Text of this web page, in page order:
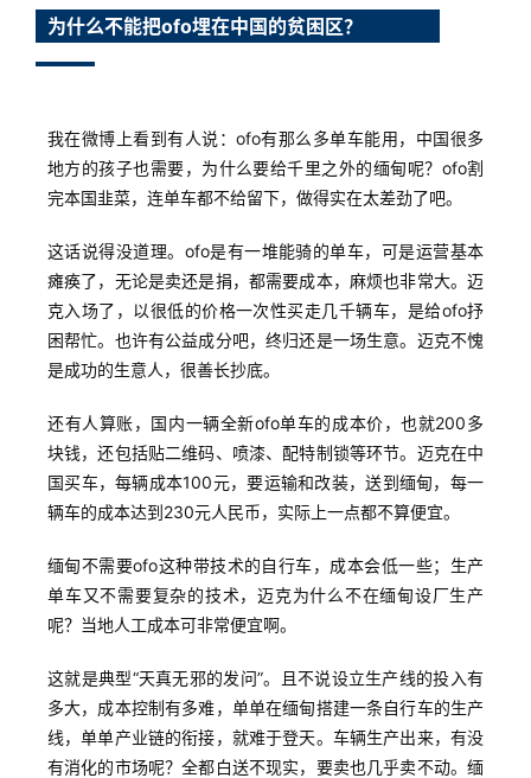
为什么不能把ofo埋在中国的贫困区？
我在微博上看到有人说：ofo有那么多单车能用，中国很多
地方的孩子也需要，为什么要给千里之外的缅甸呢？ofo割
完本国韭菜，连单车都不给留下，做得实在太差劲了吧。
这话说得没道理。ofo是有一堆能骑的单车，可是运营基本
瘫痪了，无论是卖还是捐，都需要成本，麻烦也非常大。迈
克入场了，以很低的价格一次性买走几千辆车，是给ofo抒
困帮忙。也许有公益成分吧，终归还是一场生意。迈克不愧
是成功的生意人，很善长抄底。
还有人算账，国内一辆全新ofo单车的成本价，也就200多
块钱，还包括贴二维码、喷漆、配特制锁等环节。迈克在中
国买车，每辆成本100元，要运输和改装，送到缅甸，每一
辆车的成本达到230元人民币，实际上一点都不算便宜。
缅甸不需要ofo这种带技术的自行车，成本会低一些；生产
单车又不需要复杂的技术，迈克为什么不在缅甸设厂生产
呢？当地人工成本可非常便宜啊。
这就是典型“天真无邪的发问”。且不说设立生产线的投入有
多大，成本控制有多难，单单在缅甸搭建一条自行车的生产
线，单单产业链的衔接，就难于登天。车辆生产出来，有没
有消化的市场呢？全都白送不现实，要卖也几乎卖不动。缅